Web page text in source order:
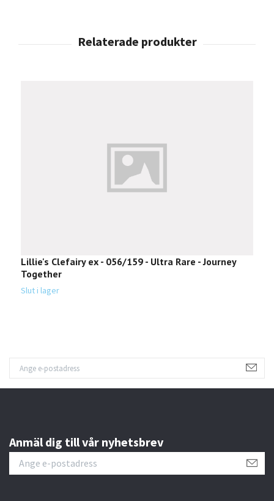
Lillie's Clefairy ex - 056/159 - Ultra Rare - Journey
Together
Slut i lager
Anmäl dig till vår nyhetsbrev